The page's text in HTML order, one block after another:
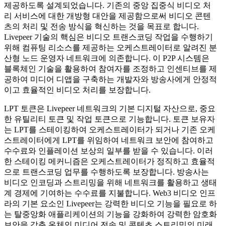
제공하도록 설계되었습니다. 기존의 중앙 집중식 비디오 처
리 서비스에 대한 개방형 대안을 제공함으로써 비디오 콘텐
츠의 처리 및 전송 방식을 혁신하는 것을 목표로 합니다.
Livepeer 기술의 핵심은 비디오 트랜스코딩 작업을 수행하기
위해 컴퓨팅 리소스를 제공하는 오케스트레이터로 알려진 분
산형 노드 운영자 네트워크에 의존합니다. 이 P2P 시스템은
블록체인 기술을 활용하여 참여자를 조정하고 인센티브를 제
공하여 미디어 디앱을 구축하는 개발자와 방송사에게 안정적
이고 효율적인 비디오 처리를 보장합니다.
LPT 토큰은 Livepeer 네트워크의 기본 디지털 자산으로, 중요
한 유틸리티 토큰 및 작업 토큰으로 기능합니다. 토큰 보유자
는 LPT를 스테이킹하여 오케스트레이터가 되거나 기존 오케
스트레이터에게 LPT를 위임하여 네트워크 보안에 참여하고
수수료와 인플레이션 보상의 일부를 받을 수 있습니다. 이러
한 스테이킹 메커니즘은 오케스트레이터가 정직하고 효율적
으로 트랜스코딩 업무를 수행하도록 보장합니다. 방송사는
비디오 인코딩과 스트리밍을 위해 네트워크를 활용하고 생태
계 경제에 기여하는 수수료를 지불합니다. Web3 비디오 인프
라의 기본 요소인 Livepeer는 강력한 비디오 기능을 필요로 하
는 탈중앙화 애플리케이션의 기능을 강화하여 강력한 암호화